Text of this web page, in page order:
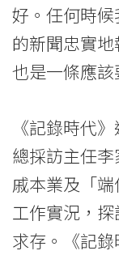
好。任何時
的新聞忠實地
也是一條應該
《記錄時代
總採訪主任
戚本業及「
工作實況，
求存。《記